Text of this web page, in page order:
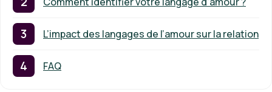
L’impact des langages de l’amour sur la relation
FAQ